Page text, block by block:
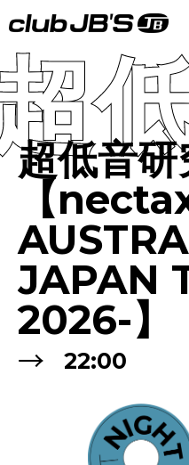
超低音研
【
JAPAN
2026-】
→ 22:00